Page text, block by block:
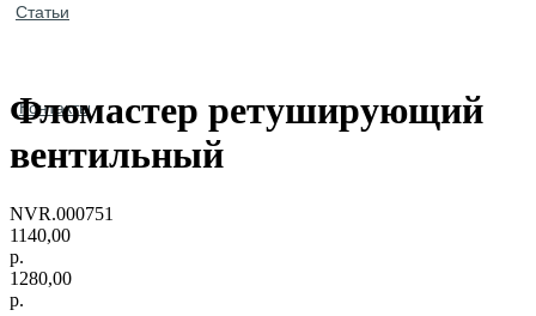
Статьи
Контакты
Фломастер ретуширующий
вентильный
NVR.000751
1140,00
р.
1280,00
р.